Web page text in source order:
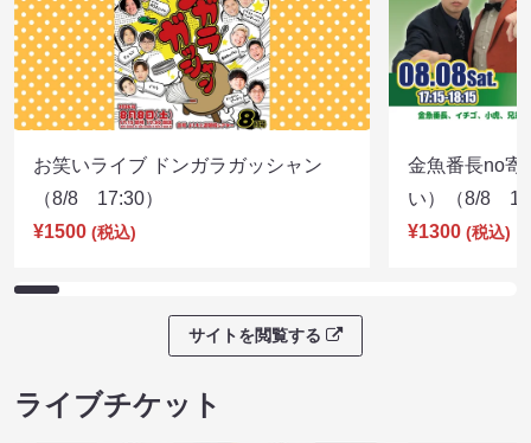
お笑いライブ ドンガラガッシャン
（8/8 17:30）
¥1500 (税込)
金魚番長no寄
い）（8/8
¥1300 (税込)
サイトを閲覧する
ライブチケット